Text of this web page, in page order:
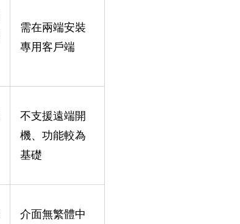
需在兩端安裝
專用客戶端
不支援遠端開
機、功能較為
基礎
介面無繁體中